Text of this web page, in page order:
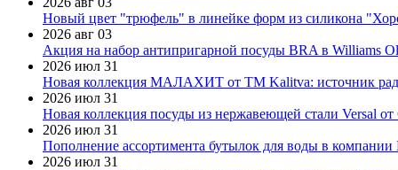
Новый цвет "трюфель" в линейке форм из силикона
2026 авг 03
Акция на набор антипригарной посуды BRA в Williams
2026 июл 31
Новая коллекция МАЛАХИТ от ТМ Kalitva: источник
2026 июл 31
Новая коллекция посуды из нержавеющей стали Versal
2026 июл 31
Пополнение ассортимента бутылок для воды в компании
2026 июл 31